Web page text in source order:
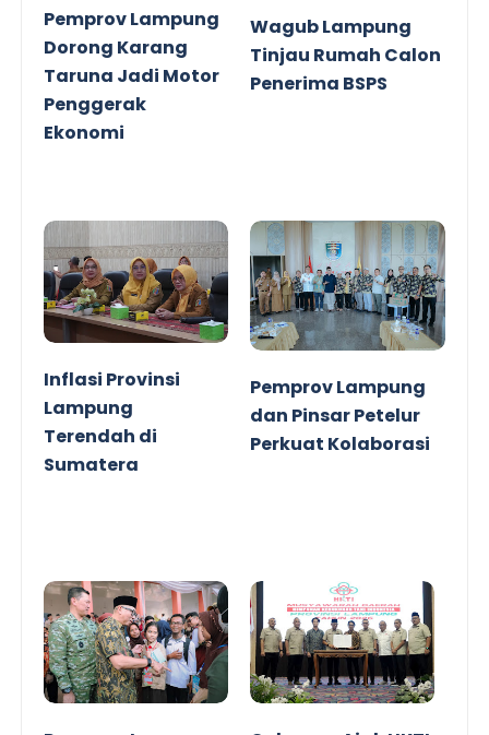
Pemprov Lampung
Dorong Karang
Taruna Jadi Motor
Penggerak
Ekonomi
Wagub Lampung
Tinjau Rumah Calon
Penerima BSPS
Inflasi Provinsi
Lampung
Terendah di
Sumatera
Pemprov Lampung
dan Pinsar Petelur
Perkuat Kolaborasi